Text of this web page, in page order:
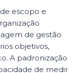
escopo e
de gestão
objetivos,
A padronização
de medir